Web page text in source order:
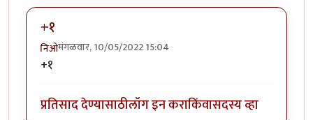
+१
निओमंगळवार, 10/05/2022 15:04
+१
प्रतिसाद देण्यासाठीलॉग इन कराकिंवासदस्य व्हा